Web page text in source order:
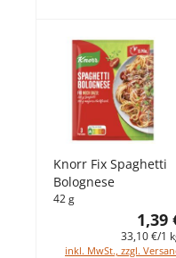
Knorr Fix Spaghetti
Bolognese
42 g
1,39
33,10 €/1
inkl. MwSt., zzgl.